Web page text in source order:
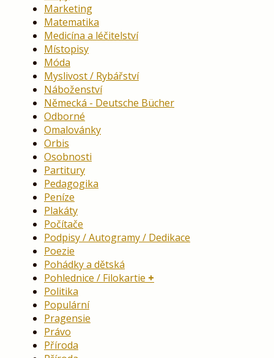
Marketing
Matematika
Medicína a léčitelství
Místopisy
Móda
Myslivost / Rybářství
Náboženství
Německá - Deutsche Bücher
Odborné
Omalovánky
Orbis
Osobnosti
Partitury
Pedagogika
Peníze
Plakáty
Počítače
Podpisy / Autogramy / Dedikace
Poezie
Pohádky a dětská
Pohlednice / Filokartie
Politika
Populární
Pragensie
Právo
Příroda